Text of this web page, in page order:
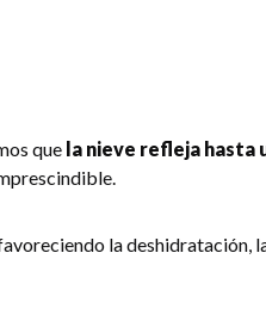
que la nieve refleja hasta
la deshidratación,